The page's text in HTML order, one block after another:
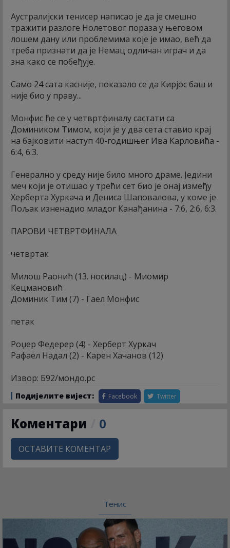
Аустралијски тенисер написао је да је смешно
тражити разлоге Нолетовог пораза у његовом
лошем дану или проблемима које је имао, већ да
треба признати да је Немац одличан играч и да
зна како се побеђује.
Само 24 сата касније, показало се да Кирјос баш и
није био у праву...
Монфис ће се у четвртфиналу састати са
Домиником Тимом, који је у два сета ставио крај
на бајковити наступ 40-годишњег Ива Карловића -
6:4, 6:3.
Генерално у среду није било много драме. Једини
меч који је отишао у трећи сет био је онај између
Херберта Хуркача и Дениса Шаповалова, у коме је
Пољак изненадио младог Канађанина - 7:6, 2:6, 6:3.
ПАРОВИ ЧЕТВРТФИНАЛА
четвртак
Милош Раонић (13. носилац) - Миомир
Кецмановић
Доминик Тим (7) - Гаел Монфис
петак
Роџер Федерер (4) - Херберт Хуркач
Рафаел Надал (2) - Карен Хачанов (12)
Извор: Б92/мондо.рс
Подијелите вијест: Facebook Twitter
Коментари 0
ОСТАВИТЕ КОМЕНТАР
Тенис